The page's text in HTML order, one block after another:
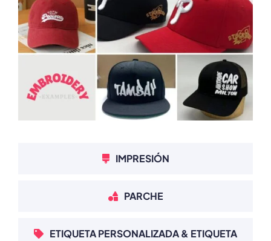
IMPRESIÓN
PARCHE
ETIQUETA PERSONALIZADA & ETIQUETA